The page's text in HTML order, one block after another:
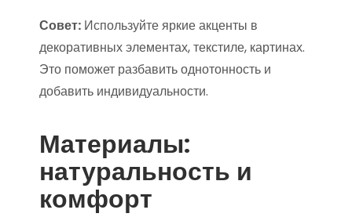
Совет: Используйте яркие акценты в
декоративных элементах, текстиле, картинах.
Это поможет разбавить однотонность и
добавить индивидуальности.
Материалы:
натуральность и
комфорт